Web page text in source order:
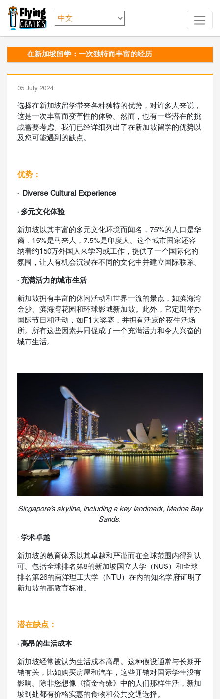
在新加坡留学：一次独特而丰富的经历
05 July 2024
选择在新加坡留学带来各种独特的优势，对许多人来说，
这是一次丰富而变革性的体验。然而，也有一些潜在的挑
战需要考虑。我们已经详细列出了在新加坡留学的优势以
及您可能遇到的缺点。
优势：
· Diverse Cultural Experience
· 多元文化体验
新加坡以其丰富的多元文化环境而闻名，75%的人口是华
裔，15%是马来人，7.5%是印度人。这个城市国家还容
纳着约150万外国人来学习或工作，提供了一个国际化的
氛围，让人有机会沉浸在不同的文化中并建立国际联系。
· 充满活力的城市生活
新加坡拥有丰富的休闲活动和世界一流的景点，如滨海湾
金沙、滨海湾花园和环球影城新加坡。此外，它定期举办
国际节日和活动，如F1大奖赛，并拥有活跃的夜生活场
所。所有这些因素共同促成了一个充满活力和令人兴奋的
城市生活。
Singapore’s skyline, including a key landmark, Marina Bay
Sands.
· 学术卓越
新加坡的教育体系以其卓越和严谨而在全球范围内得到认
可。包括全球排名第8的新加坡国立大学（NUS）和全球
排名第26的南洋理工大学（NTU）在内的知名学府证明了
新加坡的高教育标准。
潜在缺点：
· 高昂的生活成本
新加坡经常被认为生活成本高昂。这种假设通常与长期开
销有关，比如购买房屋和汽车，这些开销对国际学生没有
影响。除非您想像《摘金奇缘》中的人们那样生活，新加
坡到处都有价格实惠的食物和公共交通选择。